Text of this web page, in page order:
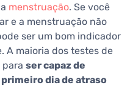
menstruação. Se você
e a menstruação não
ser um bom indicador
A maioria dos testes de
ser capaz de
dia de atraso